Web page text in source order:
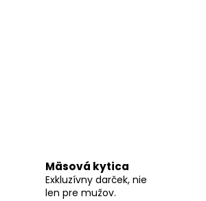
Mäsová kytica
Exkluzívny darček, nie
len pre mužov.